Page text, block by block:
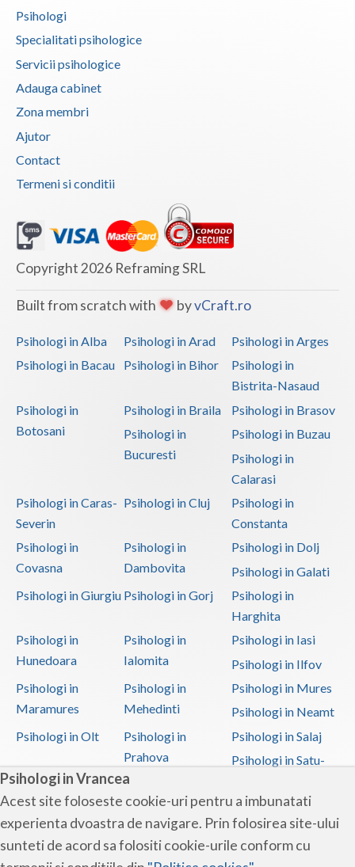
Psihologi in Vrancea
Acest site foloseste cookie-uri pentru a imbunatati
experienta dvoastra de navigare. Prin folosirea site-ului
sunteti de acord sa folositi cookie-urile conform cu
Psihologi
Specialitati psihologice
Servicii psihologice
Adauga cabinet
Zona membri
Ajutor
Contact
Termeni si conditii
Copyright 2026 Reframing SRL
Built from scratch with byvCraft.ro
Psihologi in Alba Psihologi in Arad
Psihologi in Arges
Psihologi in Bacau
Psihologi in Bihor
Psihologi in
Bistrita-Nasaud
Psihologi in
Botosani
Psihologi in Braila
Psihologi in Brasov
Psihologi in
Bucuresti
Psihologi in Buzau
Psihologi in
Calarasi
Psihologi in Caras-
Severin
Psihologi in Cluj
Psihologi in
Constanta
Psihologi in
Covasna
Psihologi in
Dambovita
Psihologi in Dolj
Psihologi in Galati
Psihologi in Giurgiu Psihologi in Gorj
Psihologi in
Harghita
Psihologi in
Hunedoara
Psihologi in
Ialomita
Psihologi in Iasi
Psihologi in Ilfov
Psihologi in
Maramures
Psihologi in
Mehedinti
Psihologi in Mures
Psihologi in Neamt
Psihologi in Olt
Psihologi in
Prahova
Psihologi in Salaj
Psihologi in Satu-
Psihologi in Sibiu
Psihologi in
Suceava
Psihologi in
Teleorman
Psihologi in Timis
Psihologi in Tulcea Psihologi in Valcea